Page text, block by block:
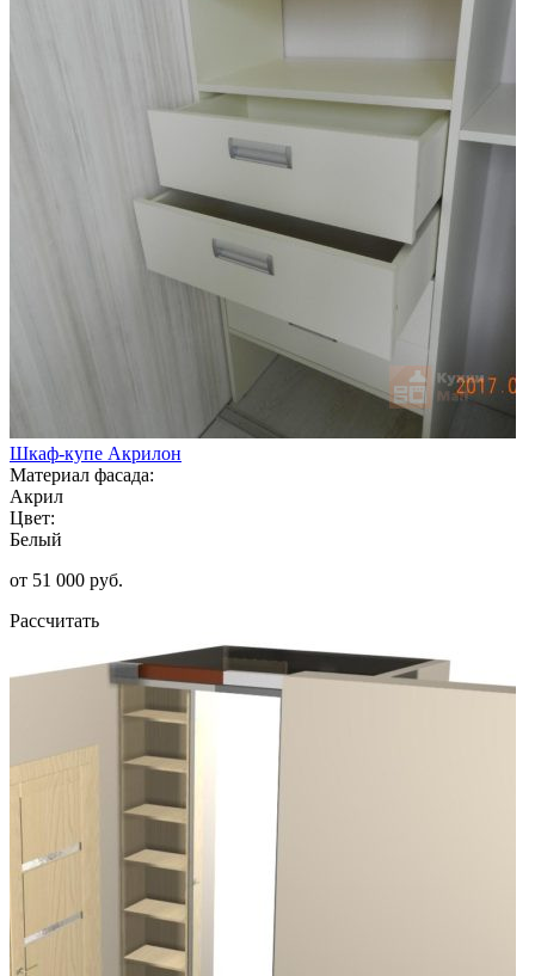
Шкаф-купе Акрилон
Материал фасада:
Акрил
Цвет:
Белый
от 51 000 руб.
Рассчитать